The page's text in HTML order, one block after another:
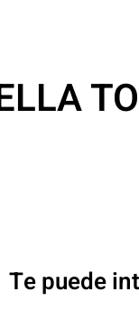
Te puede